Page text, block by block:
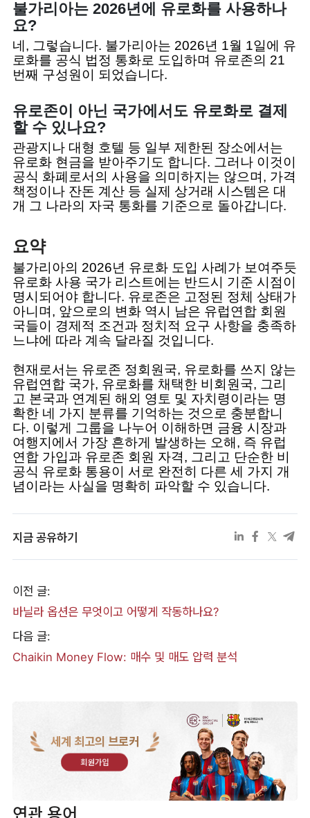
불가리아는 2026년에 유로화를 사용하나
요?
네, 그렇습니다. 불가리아는 2026년 1월 1일에 유
로화를 공식 법정 통화로 도입하며 유로존의 21
번째 구성원이 되었습니다.
유로존이 아닌 국가에서도 유로화로 결제
할 수 있나요?
관광지나 대형 호텔 등 일부 제한된 장소에서는
유로화 현금을 받아주기도 합니다. 그러나 이것이
공식 화폐로서의 사용을 의미하지는 않으며, 가격
책정이나 잔돈 계산 등 실제 상거래 시스템은 대
개 그 나라의 자국 통화를 기준으로 돌아갑니다.
요약
불가리아의 2026년 유로화 도입 사례가 보여주듯
유로화 사용 국가 리스트에는 반드시 기준 시점이
명시되어야 합니다. 유로존은 고정된 정체 상태가
아니며, 앞으로의 변화 역시 남은 유럽연합 회원
국들이 경제적 조건과 정치적 요구 사항을 충족하
느냐에 따라 계속 달라질 것입니다.
현재로서는 유로존 정회원국, 유로화를 쓰지 않는
유럽연합 국가, 유로화를 채택한 비회원국, 그리
고 본국과 연계된 해외 영토 및 자치령이라는 명
확한 네 가지 분류를 기억하는 것으로 충분합니
다. 이렇게 그룹을 나누어 이해하면 금융 시장과
여행지에서 가장 흔하게 발생하는 오해, 즉 유럽
연합 가입과 유로존 회원 자격, 그리고 단순한 비
공식 유로화 통용이 서로 완전히 다른 세 가지 개
념이라는 사실을 명확히 파악할 수 있습니다.
지금 공유하기
이전 글:
바닐라 옵션은 무엇이고 어떻게 작동하나요?
다음 글:
Chaikin Money Flow: 매수 및 매도 압력 분석
세계 최고의 브로커
회원가입